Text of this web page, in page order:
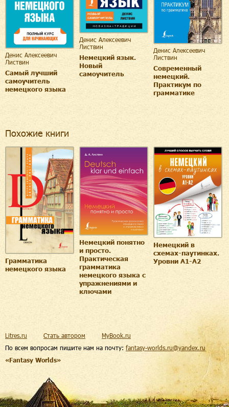
Денис Алексеевич
Листвин
Самый лучший
самоучитель
немецкого языка
Денис Алексеевич
Листвин
Немецкий язык.
Новый
самоучитель
Денис Алексеевич
Листвин
Современный
немецкий.
Практикум по
грамматике
Похожие книги
Грамматика
немецкого языка
Немецкий понятно
и просто.
Практическая
грамматика
немецкого языка с
упражнениями и
ключами
Немецкий в
схемах-паутинках.
Уровни A1-A2
По всем вопросам пишите нам на почту: fantasy-worlds.ru@yandex.ru
«Fantasy Worlds»
Litres.ru Стать автором MyBook.ru